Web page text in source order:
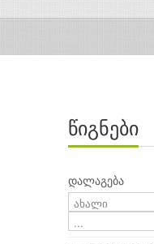
ავტორებიწიგნები
დალაგება